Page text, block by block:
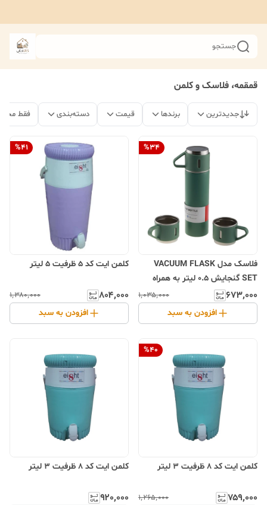
جستجو
قمقمه، فلاسک و کلمن
جدیدترین برندها قیمت دسته‌بندی فقط
%34
فلاسک مدل VACUUM FLASK
SET گنجایش 0.5 لیتر به همراه
لیوان مجموعه 3 عددی
۶۷۳٬۰۰۰ ۱٬۰۳۵٬۰۰۰
افزودن به سبد
%41
کلمن ایت کد 5 ظرفیت 5 لیتر
۸۰۴٬۰۰۰ ۱٬۳۸۰٬۰۰۰
افزودن به سبد
%40
کلمن ایت کد 8 ظرفیت 3 لیتر
۷۵۹٬۰۰۰ ۱٬۲۶۵٬۰۰۰
کلمن ایت کد 8 ظرفیت 3 لیتر
۹۲۰٬۰۰۰